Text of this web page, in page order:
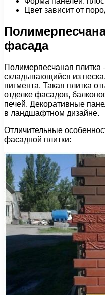
Цвет зависит от
фасада
Полимерпесчаная плитка
складывающийся из
пигмента. Такая плитка
отделке фасадов,
печей. Декоративные
в ландшафтном дизайне.
Отличительные
фасадной плитки: